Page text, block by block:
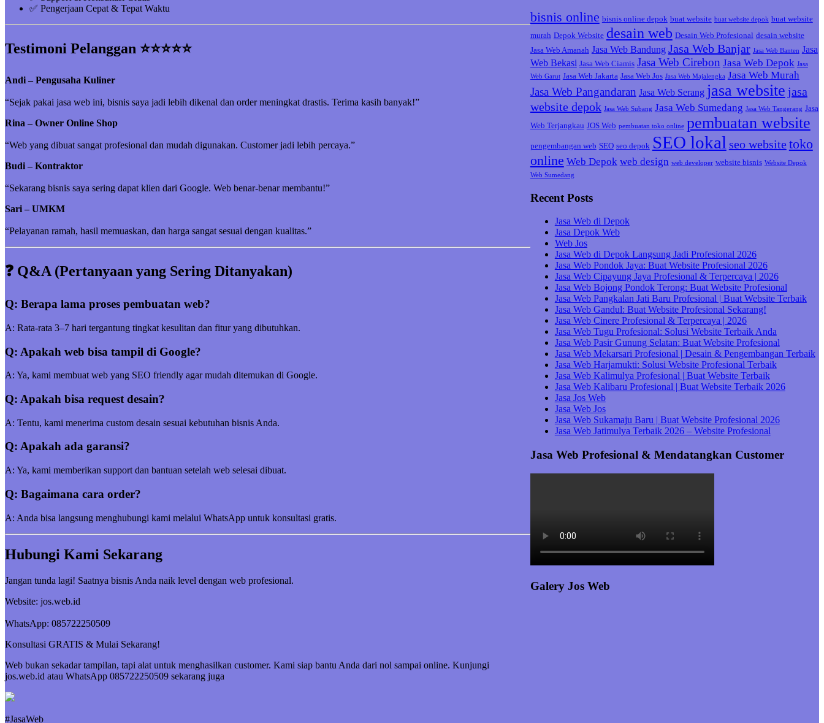
✅ Pengerjaan Cepat & Tepat Waktu
Testimoni Pelanggan ⭐⭐⭐⭐⭐
Andi – Pengusaha Kuliner
“Sejak pakai jasa web ini, bisnis saya jadi lebih dikenal dan order meningkat drastis. Terima kasih banyak!”
Rina – Owner Online Shop
“Web yang dibuat sangat profesional dan mudah digunakan. Customer jadi lebih percaya.”
Budi – Kontraktor
“Sekarang bisnis saya sering dapat klien dari Google. Web benar-benar membantu!”
Sari – UMKM
“Pelayanan ramah, hasil memuaskan, dan harga sangat sesuai dengan kualitas.”
❓ Q&A (Pertanyaan yang Sering Ditanyakan)
Q: Berapa lama proses pembuatan web?
A: Rata-rata 3–7 hari tergantung tingkat kesulitan dan fitur yang dibutuhkan.
Q: Apakah web bisa tampil di Google?
A: Ya, kami membuat web yang SEO friendly agar mudah ditemukan di Google.
Q: Apakah bisa request desain?
A: Tentu, kami menerima custom desain sesuai kebutuhan bisnis Anda.
Q: Apakah ada garansi?
A: Ya, kami memberikan support dan bantuan setelah web selesai dibuat.
Q: Bagaimana cara order?
A: Anda bisa langsung menghubungi kami melalui WhatsApp untuk konsultasi gratis.
Hubungi Kami Sekarang
Jangan tunda lagi! Saatnya bisnis Anda naik level dengan web profesional.
Website: jos.web.id
WhatsApp: 085722250509
Konsultasi GRATIS & Mulai Sekarang!
Web bukan sekadar tampilan, tapi alat untuk menghasilkan customer. Kami siap bantu Anda dari nol sampai online. Kunjungi
jos.web.id atau WhatsApp 085722250509 sekarang juga
#JasaWeb
bisnis online bisnis online depok buat website buat website depok buat website
murah Depok Website desain web Desain Web Profesional desain website
Jasa Web Amanah Jasa Web Bandung Jasa Web Banjar Jasa Web Banten Jasa
Web Bekasi Jasa Web Ciamis Jasa Web Cirebon Jasa Web Depok Jasa
Web Garut Jasa Web Jakarta Jasa Web Jos Jasa Web Majalengka Jasa Web Murah
Jasa Web Pangandaran Jasa Web Serang jasa website jasa
website depok Jasa Web Subang Jasa Web Sumedang Jasa Web Tangerang Jasa
Web Terjangkau JOS Web pembuatan toko online pembuatan website
pengembangan web SEO seo depok SEO lokal seo website toko
online Web Depok web design web developer website bisnis Website Depok
Web Sumedang
Recent Posts
Jasa Web di Depok
Jasa Depok Web
Web Jos
Jasa Web di Depok Langsung Jadi Profesional 2026
Jasa Web Pondok Jaya: Buat Website Profesional 2026
Jasa Web Cipayung Jaya Profesional & Terpercaya | 2026
Jasa Web Bojong Pondok Terong: Buat Website Profesional
Jasa Web Pangkalan Jati Baru Profesional | Buat Website Terbaik
Jasa Web Gandul: Buat Website Profesional Sekarang!
Jasa Web Cinere Profesional & Terpercaya | 2026
Jasa Web Tugu Profesional: Solusi Website Terbaik Anda
Jasa Web Pasir Gunung Selatan: Buat Website Profesional
Jasa Web Mekarsari Profesional | Desain & Pengembangan Terbaik
Jasa Web Harjamukti: Solusi Website Profesional Terbaik
Jasa Web Kalimulya Profesional | Buat Website Terbaik
Jasa Web Kalibaru Profesional | Buat Website Terbaik 2026
Jasa Jos Web
Jasa Web Jos
Jasa Web Sukamaju Baru | Buat Website Profesional 2026
Jasa Web Jatimulya Terbaik 2026 – Website Profesional
Jasa Web Profesional & Mendatangkan Customer
Galery Jos Web